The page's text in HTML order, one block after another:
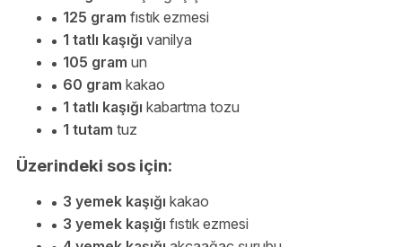
125 gram fıstık ezmesi
1 tatlı kaşığı vanilya
105 gram un
60 gram kakao
1 tatlı kaşığı kabartma tozu
1 tutam tuz
Üzerindeki sos için:
3 yemek kaşığı kakao
3 yemek kaşığı fıstık ezmesi